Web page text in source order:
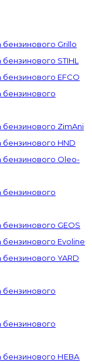
Grillo
STIHL
EFCO
ZimAni
HND
Oleo-
GEOS
Evoline
YARD
НЕВА